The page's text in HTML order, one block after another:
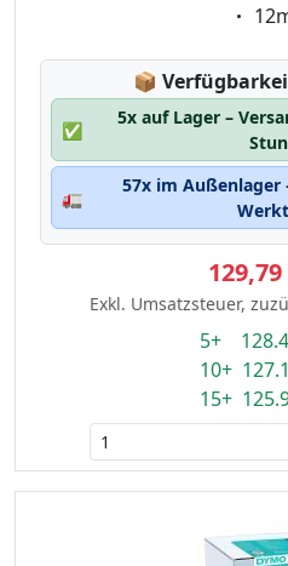
📦 Lagerstatus:
✅
5x auf Lager –
🚛
57x im Außenlager
129,79
Exkl. Umsatzsteuer,
5+
10+
15+